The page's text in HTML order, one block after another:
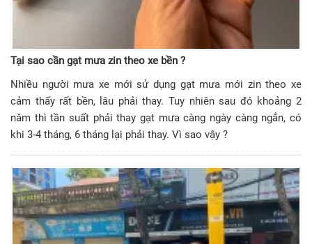
Tại sao cần gạt mưa zin theo xe bền ?
Nhiều người mưa xe mới sử dụng gạt mưa mới zin theo xe
cảm thấy rất bền, lâu phải thay. Tuy nhiên sau đó khoảng 2
năm thì tần suất phải thay gạt mưa càng ngày càng ngắn, có
khi 3-4 tháng, 6 tháng lại phải thay. Vì sao vậy ?